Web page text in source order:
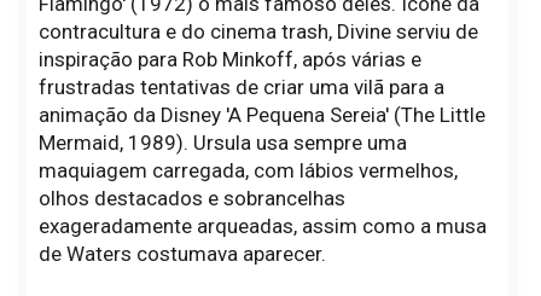
contracultura e do cinema trash, Divine serviu de
inspiração para Rob Minkoff, após várias e
frustradas tentativas de criar uma vilã para a
animação da Disney 'A Pequena Sereia' (The Little
Mermaid, 1989). Ursula usa sempre uma
maquiagem carregada, com lábios vermelhos,
olhos destacados e sobrancelhas
exageradamente arqueadas, assim como a musa
de Waters costumava aparecer.